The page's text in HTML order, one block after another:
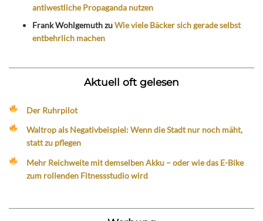
antiwestliche Propaganda nutzen
Frank WohlgemuthzuWie viele Bäcker sich gerade selbst
entbehrlich machen
Aktuell oft gelesen
Der Ruhrpilot
Waltrop als Negativbeispiel: Wenn die Stadt nur noch mäht,
statt zu pflegen
Mehr Reichweite mit demselben Akku – oder wie das E-Bike
zum rollenden Fitnessstudio wird